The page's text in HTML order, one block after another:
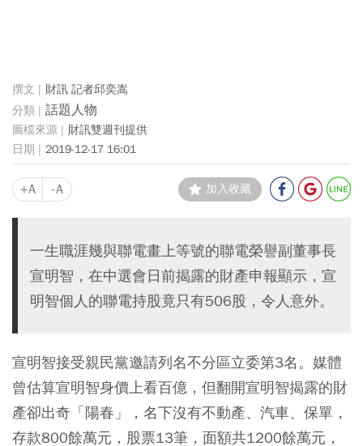
財訊 記者邱奕嵩
話題人物
財訊雙週刊提供
2019-12-17 16:01
+A -A 加入收藏
一生職涯幾與聯電畫上等號的聯電榮譽副董事長
宣明智，在中選會日前揭露的財產申報顯示，宣
明智個人的聯電持股竟只有506股，令人意外。
宣明智接受親民黨邀請列名不分區立委第3名。媒體
曾估算宣明智身價上看百億，但翻開宣明智揭露的財
產卻出奇「陽春」，名下沒有不動產、汽車、保單，
存款800餘萬元，股票13筆，面額共1200餘萬元，